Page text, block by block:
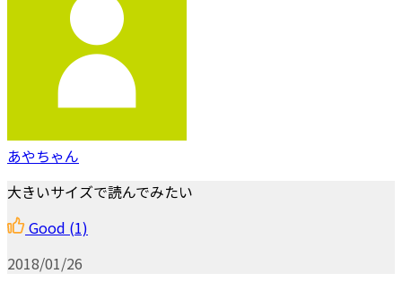
あやちゃん
大きいサイズで読んでみたい
Good (1)
2018/01/26